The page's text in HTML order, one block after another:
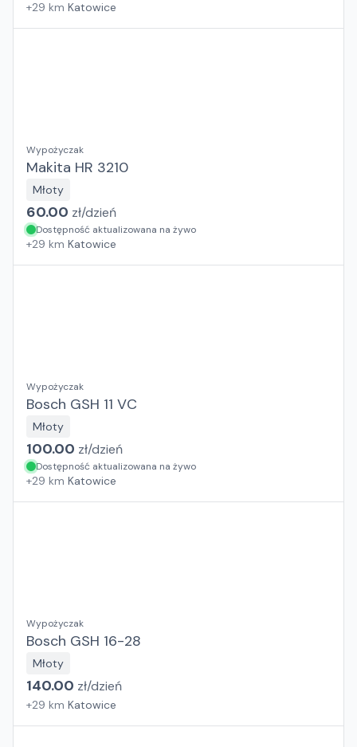
+29 km Katowice
Wypożyczak
Makita HR 3210
Młoty
60.00 zł/dzień
Dostępność aktualizowana na żywo
+29 km Katowice
Wypożyczak
Bosch GSH 11 VC
Młoty
100.00 zł/dzień
Dostępność aktualizowana na żywo
+29 km Katowice
Wypożyczak
Bosch GSH 16-28
Młoty
140.00 zł/dzień
+29 km Katowice